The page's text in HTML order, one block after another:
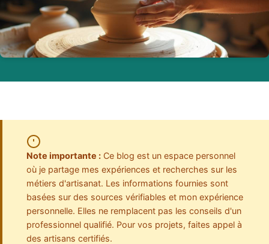
Note importante : Ce blog est un espace personnel
où je partage mes expériences et recherches sur les
métiers d'artisanat. Les informations fournies sont
basées sur des sources vérifiables et mon expérience
personnelle. Elles ne remplacent pas les conseils d'un
professionnel qualifié. Pour vos projets, faites appel à
des artisans certifiés.